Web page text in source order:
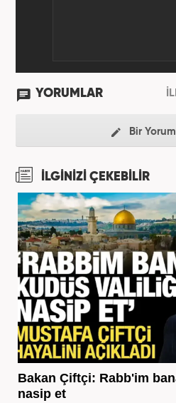
YORUMLAR
Bir
İLGİNİZİ ÇEKEBİLİR
Bakan Çiftçi: Rabb'im
nasip et